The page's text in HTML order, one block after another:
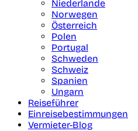
Niederlande
Norwegen
Österreich
Polen
Portugal
Schweden
Schweiz
Spanien
Ungarn
Reiseführer
Einreisebestimmungen
Vermieter-Blog